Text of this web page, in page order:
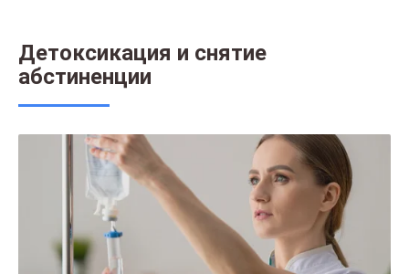
Детоксикация и снятие
абстиненции